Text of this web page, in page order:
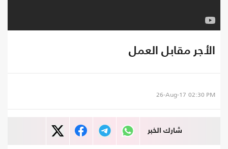
الأجر مقابل العمل
26-Aug-17 02:30 PM
شارك الخبر